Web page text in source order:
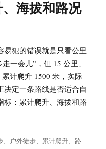
海拔和路况
易犯的错误就是只看公里
一会儿”，但 15 公里、
计爬升 1500 米，实际
决定一条路线是否适合自
标：累计爬升、海拔和路
么看？别再只看公里数：累
、 户外徒步、 累计爬升、 路